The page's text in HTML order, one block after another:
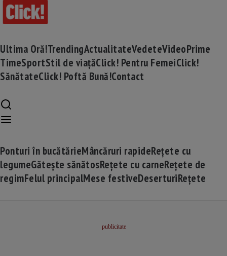
Ultima Oră!TrendingActualitateVedeteVideoPrime
TimeSportStil de viațăClick! Pentru FemeiClick!
SănătateClick! Poftă Bună!Contact
Ponturi în bucătărieMâncăruri rapideRețete cu
legumeGătește sănătosRețete cu carneRețete de
regimFelul principalMese festiveDeserturiRețete